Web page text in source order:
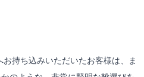
持ち込みいただいたお客様は、ま